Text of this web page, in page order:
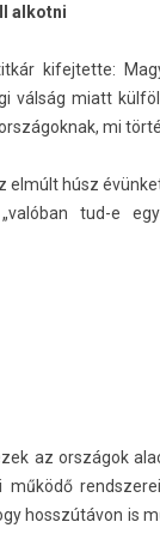
al­kot­ni
kifej­tette:
válság miatt
mi
elmúlt húsz
tud-e
az országok
hosszútávon is